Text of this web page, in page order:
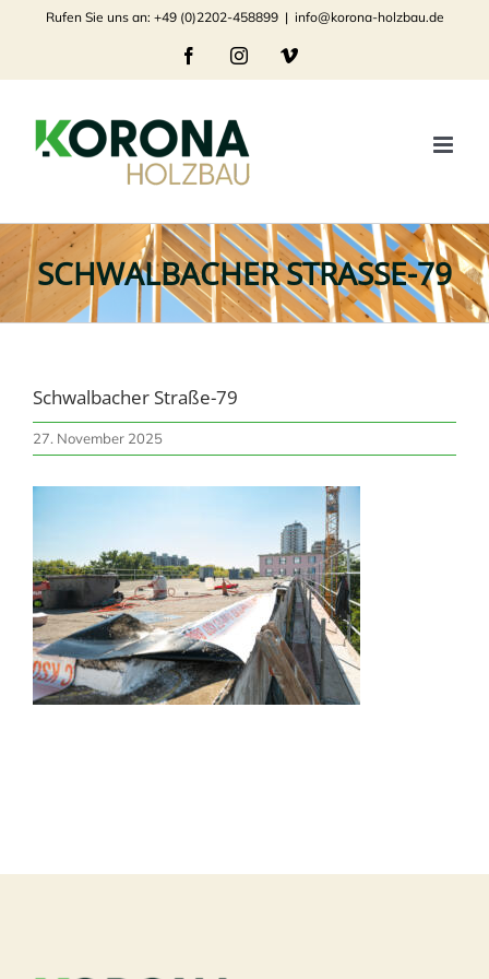
springen
Rufen Sie uns an: +49 (0)2202-458899 | info@korona-holzbau.de
FacebookInstagramVimeo
SCHWALBACHER STRASSE-79
Schwalbacher Straße-79
27. November 2025